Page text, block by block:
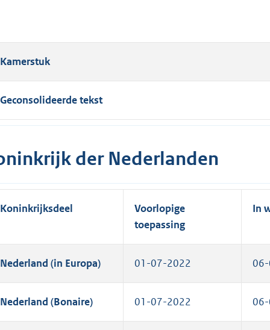
Kamerstuk
Geconsolideerde tekst
der Nederlanden
Koninkrijksdeel
Voorlopige
toepassing
In
Nederland (in Europa) 01-07-2022
Nederland (Bonaire) 01-07-2022